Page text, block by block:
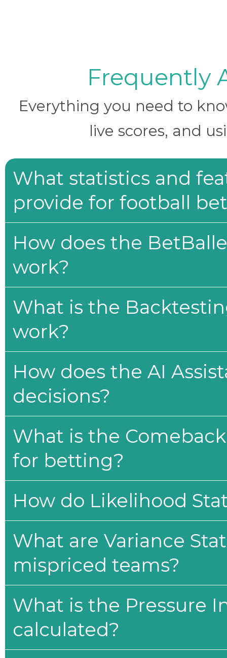
Frequently
Everything you need to
live scores, and
What statistics and
provide for football
How does the
work?
What is the
work?
How does the AI
decisions?
What is the
for betting?
How do Likelihood
What are Variance
mispriced teams?
What is the Pressure
calculated?